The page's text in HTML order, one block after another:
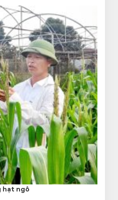
hạt ngô